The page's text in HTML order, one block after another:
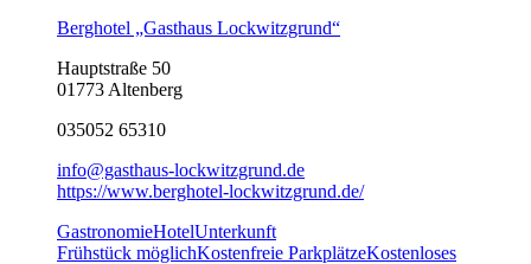
Berghotel „Gasthaus Lockwitzgrund“
Hauptstraße 50
01773 Altenberg
035052 65310
info@gasthaus-lockwitzgrund.de
https://www.berghotel-lockwitzgrund.de/
GastronomieHotelUnterkunft
Frühstück möglichKostenfreie ParkplätzeKostenloses